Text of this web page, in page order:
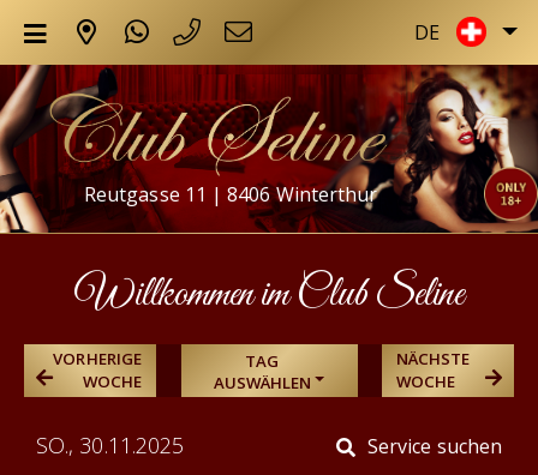
DE
Reutgasse 11 | 8406 Winterthur
Willkommen im Club Seline
TAG
AUSWÄHLEN
VORHERIGE
WOCHE
NÄCHSTE
WOCHE
SO., 30.11.2025 Service suchen